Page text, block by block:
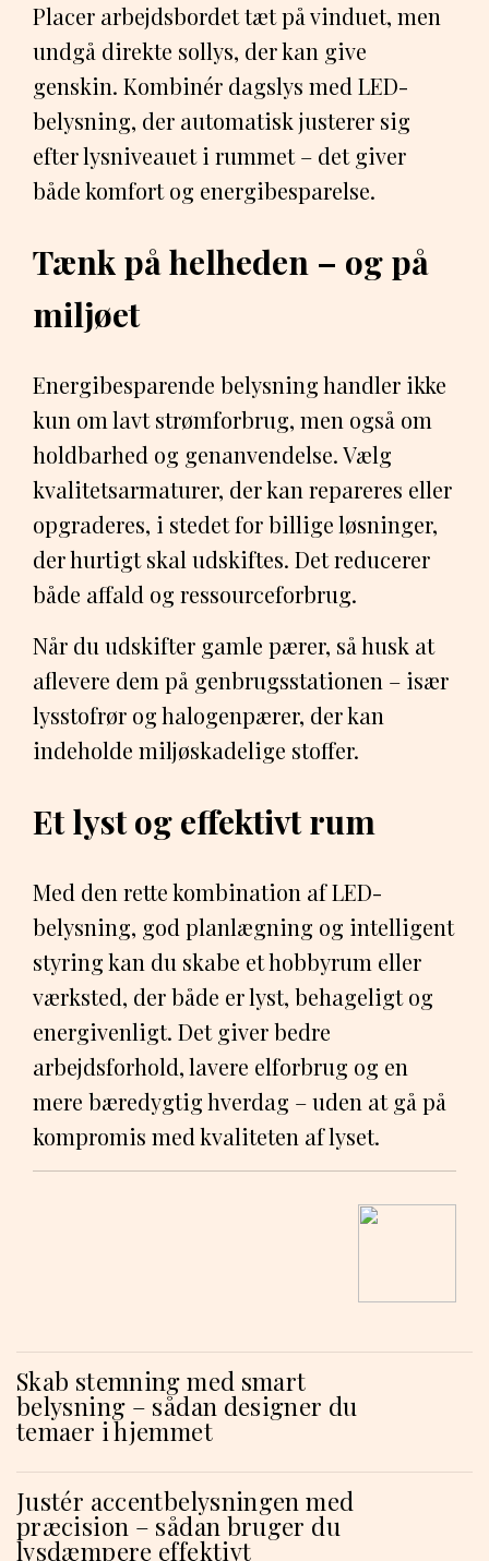
Placer arbejdsbordet tæt på vinduet, men
undgå direkte sollys, der kan give
genskin. Kombinér dagslys med LED-
belysning, der automatisk justerer sig
efter lysniveauet i rummet – det giver
både komfort og energibesparelse.
Tænk på helheden – og på
miljøet
Energibesparende belysning handler ikke
kun om lavt strømforbrug, men også om
holdbarhed og genanvendelse. Vælg
kvalitetsarmaturer, der kan repareres eller
opgraderes, i stedet for billige løsninger,
der hurtigt skal udskiftes. Det reducerer
både affald og ressourceforbrug.
Når du udskifter gamle pærer, så husk at
aflevere dem på genbrugsstationen – især
lysstofrør og halogenpærer, der kan
indeholde miljøskadelige stoffer.
Et lyst og effektivt rum
Med den rette kombination af LED-
belysning, god planlægning og intelligent
styring kan du skabe et hobbyrum eller
værksted, der både er lyst, behageligt og
energivenligt. Det giver bedre
arbejdsforhold, lavere elforbrug og en
mere bæredygtig hverdag – uden at gå på
kompromis med kvaliteten af lyset.
Skab stemning med smart
belysning – sådan designer du
temaer i hjemmet
Justér accentbelysningen med
præcision – sådan bruger du
lysdæmpere effektivt